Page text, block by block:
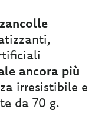
ancora più
irresistibile e
da 70 g.